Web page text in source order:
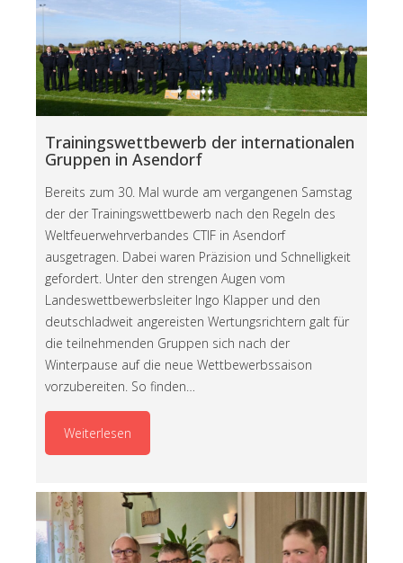
Trainingswettbewerb der internationalen
Gruppen in Asendorf
Bereits zum 30. Mal wurde am vergangenen Samstag
der der Trainingswettbewerb nach den Regeln des
Weltfeuerwehrverbandes CTIF in Asendorf
ausgetragen. Dabei waren Präzision und Schnelligkeit
gefordert. Unter den strengen Augen vom
Landeswettbewerbsleiter Ingo Klapper und den
deutschladweit angereisten Wertungsrichtern galt für
die teilnehmenden Gruppen sich nach der
Winterpause auf die neue Wettbewerbssaison
vorzubereiten. So finden…
Weiterlesen